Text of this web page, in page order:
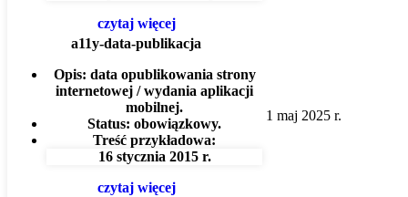
czytaj więcej
a11y-data-publikacja
Opis: data opublikowania strony
internetowej / wydania aplikacji
mobilnej.
Status: obowiązkowy.
Treść przykładowa:
16 stycznia 2015 r.
czytaj więcej
1 maj 2025 r.